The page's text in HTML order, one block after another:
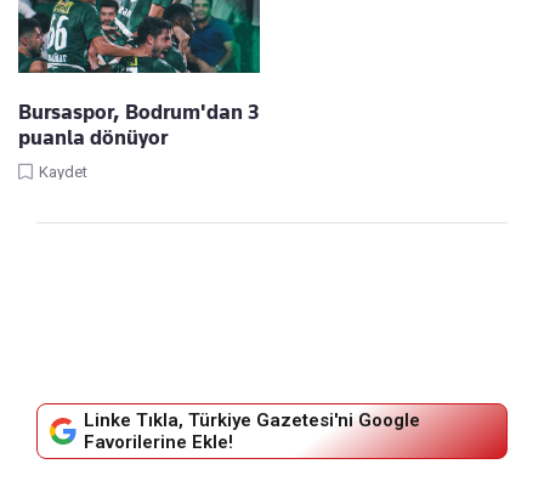
Bursaspor, Bodrum'dan 3
puanla dönüyor
Kaydet
Linke Tıkla, Türkiye Gazetesi'ni Google
Favorilerine Ekle!